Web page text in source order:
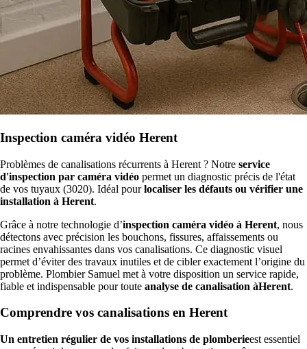
Inspection caméra vidéo Herent
Problèmes de canalisations récurrents à Herent ? Notre service
d'inspection par caméra vidéo permet un diagnostic précis de l'état
de vos tuyaux (3020). Idéal pourlocaliser les défauts ou vérifier une
installation à Herent.
Grâce à notre technologie d’inspection caméra vidéo à Herent, nous
détectons avec précision les bouchons, fissures, affaissements ou
racines envahissantes dans vos canalisations. Ce diagnostic visuel
permet d’éviter des travaux inutiles et de cibler exactement l’origine du
problème. Plombier Samuel met à votre disposition un service rapide,
fiable et indispensable pour toute analyse de canalisation àHerent.
Comprendre vos canalisations en Herent
Un entretien régulier de vos installations de plomberieest essentiel